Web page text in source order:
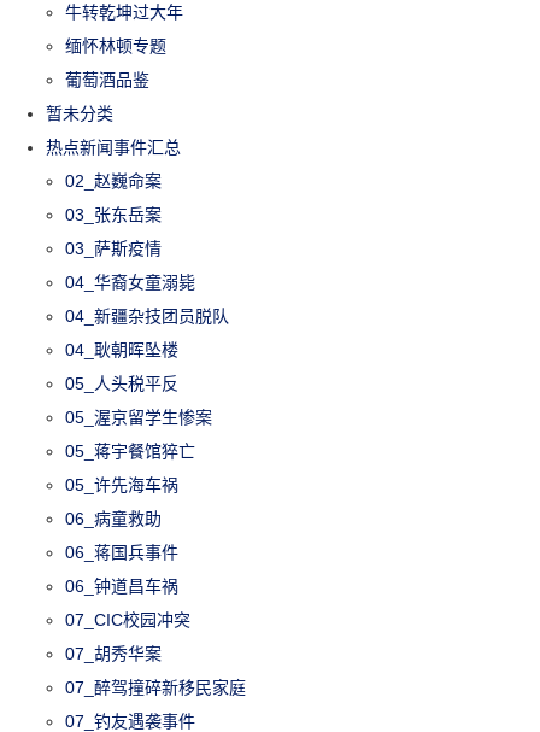
牛转乾坤过大年
缅怀林顿专题
葡萄酒品鉴
暂未分类
热点新闻事件汇总
02_赵巍命案
03_张东岳案
03_萨斯疫情
04_华裔女童溺毙
04_新疆杂技团员脱队
04_耿朝晖坠楼
05_人头税平反
05_渥京留学生惨案
05_蒋宇餐馆猝亡
05_许先海车祸
06_病童救助
06_蒋国兵事件
06_钟道昌车祸
07_CIC校园冲突
07_胡秀华案
07_醉驾撞碎新移民家庭
07_钓友遇袭事件